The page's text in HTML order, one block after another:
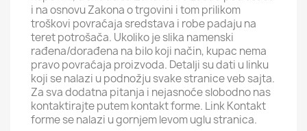
i na osnovu Zakona o trgovini i tom prilikom
troškovi povraćaja sredstava i robe padaju na
teret potrošača. Ukoliko je slika namenski
rađena/dorađena na bilo koji način, kupac nema
pravo povraćaja proizvoda. Detalji su dati u linku
koji se nalazi u podnožju svake stranice veb sajta.
Za sva dodatna pitanja i nejasnoće slobodno nas
kontaktirajte putem kontakt forme. Link Kontakt
forme se nalazi u gornjem levom uglu stranica.